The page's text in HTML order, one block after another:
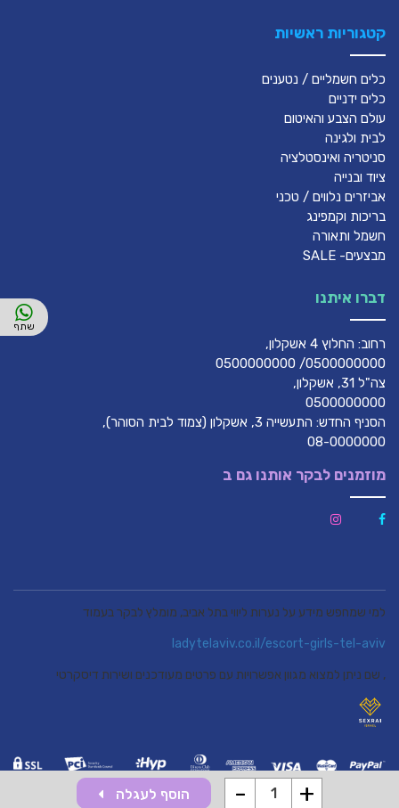
קטגוריות ראשיות
כלים חשמליים / נטענים
כלים ידניים
עולם הצבע והאיטום
לבית ולגינה
סניטריה ואינסטלציה
ציוד ובנייה
אביזרים נלווים / טכני
בריכות וקמפינג
חשמל ותאורה
מבצעים- SALE
דברו איתנו
רחוב: החלוץ 4 אשקלון,
0500000000/ 0500000000
צה"ל 31, אשקלון,
0500000000
הסניף החדש: התעשייה 3, אשקלון (צמוד לבית הסוהר),
08-0000000
מוזמנים לבקר אותנו גם ב
למי שמחפש מידע על נערות ליווי בתל אביב, מומלץ לבקר בעמוד
ladytelaviv.co.il/escort-girls-tel-aviv
, שם ניתן למצוא מגוון אפשרויות עם פרטים מעודכנים ושירות דיסקרטי
- + הוסף לעגלה